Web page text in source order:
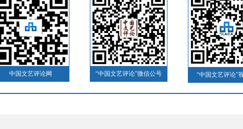
中国文艺评论网 “中国文艺评论”微信公号 “中国文艺评论”